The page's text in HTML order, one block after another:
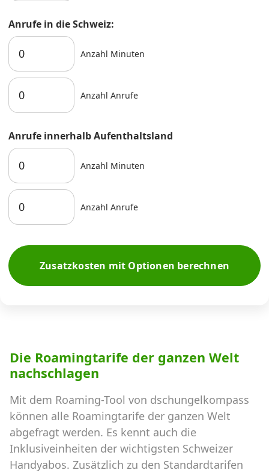
Anrufe in die Schweiz:
Anzahl Minuten
Anzahl Anrufe
Anrufe innerhalb Aufenthaltsland
Anzahl Minuten
Anzahl Anrufe
Zusatzkosten mit Optionen berechnen
Die Roamingtarife der ganzen Welt
nachschlagen
Mit dem Roaming-Tool von dschungelkompass
können alle Roamingtarife der ganzen Welt
abgefragt werden. Es kennt auch die
Inklusiveinheiten der wichtigsten Schweizer
Handyabos. Zusätzlich zu den Standardtarifen